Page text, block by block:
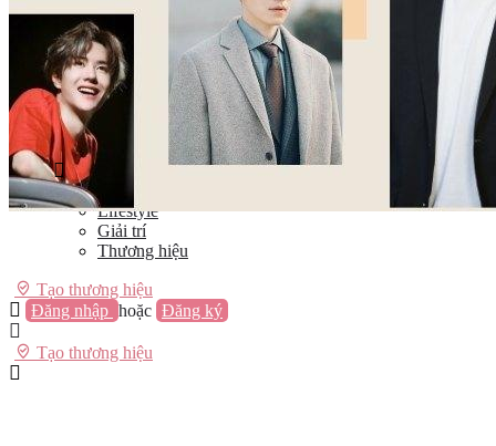
Vũng Tàu
Nha Trang
Đà Lạt
Cần Thơ
Quy Nhơn
Thừa Thiên Huế
Blog
Sách / Truyện
Lifestyle
Giải trí
Thương hiệu
Tạo thương hiệu
Đăng nhập hoặc Đăng ký
Tạo thương hiệu